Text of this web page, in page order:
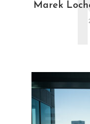
Marek